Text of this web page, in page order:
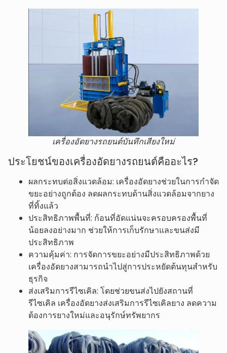
เครื่องอัดยางรถยนต์บันทึกเสียงใหม่
ประโยชน์ของเครื่องอัดยางรถยนต์คืออะไร?
ผลกระทบต่อสิ่งแวดล้อม: เครื่องอัดยางช่วยในการกำจัด
ขยะอย่างถูกต้อง ลดผลกระทบด้านสิ่งแวดล้อมจากยาง
ที่ทิ้งแล้ว
ประสิทธิภาพพื้นที่: ก้อนที่อัดแน่นจะครอบครองพื้นที่
น้อยลงอย่างมาก ช่วยให้การเก็บรักษาและขนส่งมี
ประสิทธิภาพ
ความคุ้มค่า: การจัดการขยะอย่างมีประสิทธิภาพด้วย
เครื่องอัดยางสามารถนำไปสู่การประหยัดต้นทุนสำหรับ
ธุรกิจ
ส่งเสริมการรีไซเคิล: โดยช่วยขนส่งไปยังสถานที่
รีไซเคิล เครื่องอัดยางส่งเสริมการรีไซเคิลยาง ลดความ
ต้องการยางใหม่และอนุรักษ์ทรัพยากร